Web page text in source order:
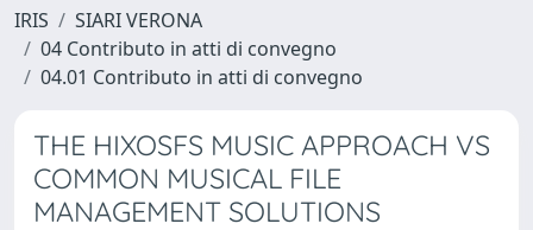
IRIS
SIARI VERONA
04 Contributo in atti di convegno
04.01 Contributo in atti di convegno
THE HIXOSFS MUSIC APPROACH VS
COMMON MUSICAL FILE
MANAGEMENT SOLUTIONS